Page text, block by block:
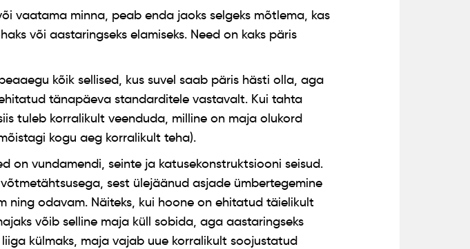
vaatama minna, peab enda jaoks selgeks mõtlema, kas
või aastaringseks elamiseks. Need on kaks päris
kõik sellised, kus suvel saab päris hästi olla, aga
tänapäeva standarditele vastavalt. Kui tahta
tuleb korralikult veenduda, milline on maja olukord
kogu aeg korralikult teha).
on vundamendi, seinte ja katusekonstruktsiooni seisud.
sest ülejäänud asjade ümbertegemine
ning odavam. Näiteks, kui hoone on ehitatud täielikult
võib selline maja küll sobida, aga aastaringseks
külmaks, maja vajab uue korralikult soojustatud